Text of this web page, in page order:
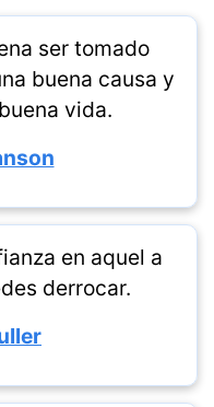
ser tomado
buena causa y
vida.
en aquel a
derrocar.